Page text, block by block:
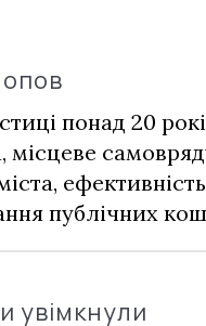
понад 20
місцеве
ефективність
публічних
увімкнули